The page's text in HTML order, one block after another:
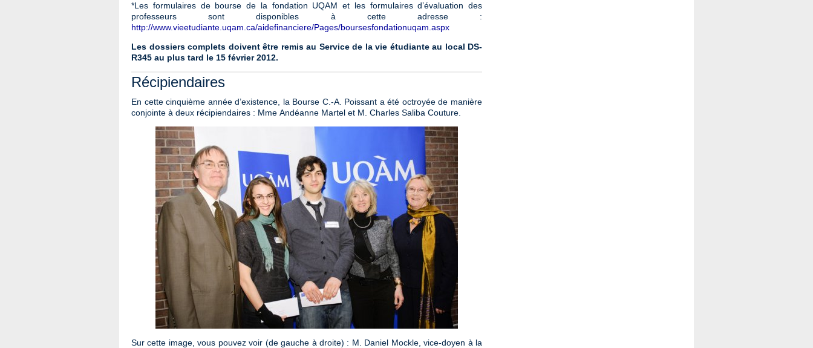
*Les formulaires de bourse de la fondation UQAM et les formulaires d’évaluation des
professeurs sont disponibles à cette adresse :
http://www.vieetudiante.uqam.ca/aidefinanciere/Pages/boursesfondationuqam.aspx
Les dossiers complets doivent être remis au Service de la vie étudiante au local DS-
R345 au plus tard le 15 février 2012.
Récipiendaires
En cette cinquième année d’existence, la Bourse C.-A. Poissant a été octroyée de manière
conjointe à deux récipiendaires : Mme Andéanne Martel et M. Charles Saliba Couture.
Sur cette image, vous pouvez voir (de gauche à droite) : M. Daniel Mockle, vice-doyen à la